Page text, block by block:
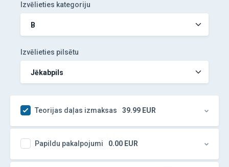
Izvēlieties kategoriju
Izvēlieties pilsētu
Teorijas daļas izmaksas 39.99 EUR
Papildu pakalpojumi 0.00 EUR